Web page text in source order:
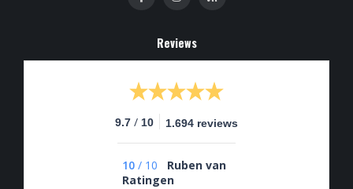
Reviews
9.7 / 10 1.694 reviews
10 / 10
Ruben van
Ratingen